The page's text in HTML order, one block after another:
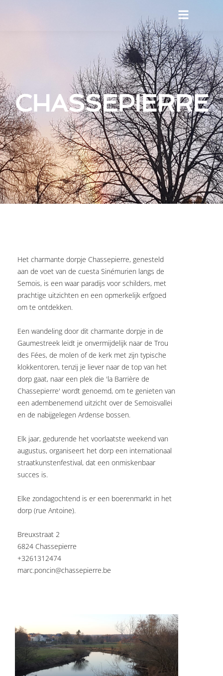
CHASSEPIERRE
Het charmante dorpje Chassepierre, genesteld
aan de voet van de cuesta Sinémurien langs de
Semois, is een waar paradijs voor schilders, met
prachtige uitzichten en een opmerkelijk erfgoed
om te ontdekken.
Een wandeling door dit charmante dorpje in de
Gaumestreek leidt je onvermijdelijk naar de Trou
des Fées, de molen of de kerk met zijn typische
klokkentoren, tenzij je liever naar de top van het
dorp gaat, naar een plek die 'la Barrière de
Chassepierre' wordt genoemd, om te genieten van
een adembenemend uitzicht over de Semoisvallei
en de nabijgelegen Ardense bossen.
Elk jaar, gedurende het voorlaatste weekend van
augustus, organiseert het dorp een internationaal
straatkunstenfestival, dat een onmiskenbaar
succes is.
Elke zondagochtend is er een boerenmarkt in het
dorp (rue Antoine).
Breuxstraat 2
6824 Chassepierre
+3261312474
marc.poncin@chassepierre.be